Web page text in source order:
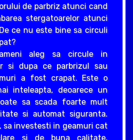
de parbriz atunci cand
stergatoarelor atunci
ce nu este bine sa circuli
aleg sa circule in
si dupa ce parbrizul sau
a fost crapat. Este o
inteleapta, deoarece un
sa scada foarte mult
si automat siguranta.
sa investesti in geamuri cat
si de buna calitate,